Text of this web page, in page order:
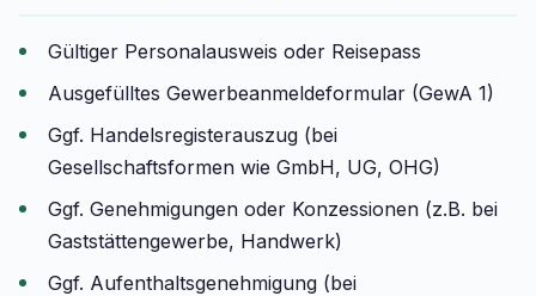
Gültiger Personalausweis oder Reisepass
Ausgefülltes Gewerbeanmeldeformular (GewA 1)
Ggf. Handelsregisterauszug (bei
Gesellschaftsformen wie GmbH, UG, OHG)
Ggf. Genehmigungen oder Konzessionen (z.B. bei
Gaststättengewerbe, Handwerk)
Ggf. Aufenthaltsgenehmigung (bei